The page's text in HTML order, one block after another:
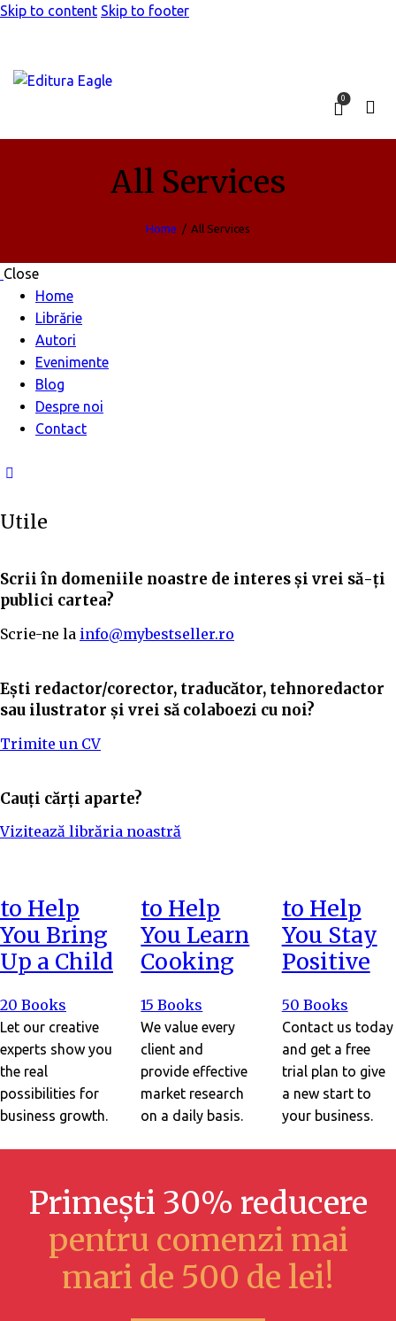
Skip to content Skip to footer
0
All Services
Home All Services
Close
Home
Librărie
Autori
Evenimente
Blog
Despre noi
Contact
Utile
Scrii în domeniile noastre de interes și vrei să-ți
publici cartea?
Scrie-ne la info@mybestseller.ro
Ești redactor/corector, traducător, tehnoredactor
sau ilustrator și vrei să colaboezi cu noi?
Trimite un CV
Cauți cărți aparte?
Vizitează librăria noastră
to Help
You Bring
Up a Child
20 Books
Let our creative
experts show you
the real
possibilities for
business growth.
to Help
You Learn
Cooking
15 Books
We value every
client and
provide effective
market research
on a daily basis.
to Help
You Stay
Positive
50 Books
Contact us today
and get a free
trial plan to give
a new start to
your business.
Primești 30% reducere
pentru comenzi mai
mari de 500 de lei!